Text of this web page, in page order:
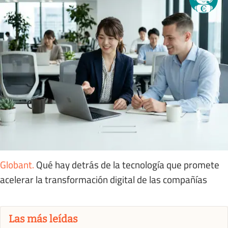
Globant. Qué hay detrás de la tecnología que promete
acelerar la transformación digital de las compañías
Las más leídas